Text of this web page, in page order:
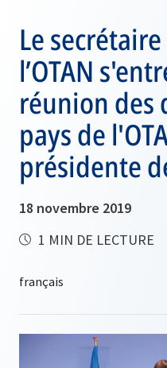
Le
l’OTAN
réunion des
pays de
présidente
18 novembre 2019
1 MIN DE LECTURE